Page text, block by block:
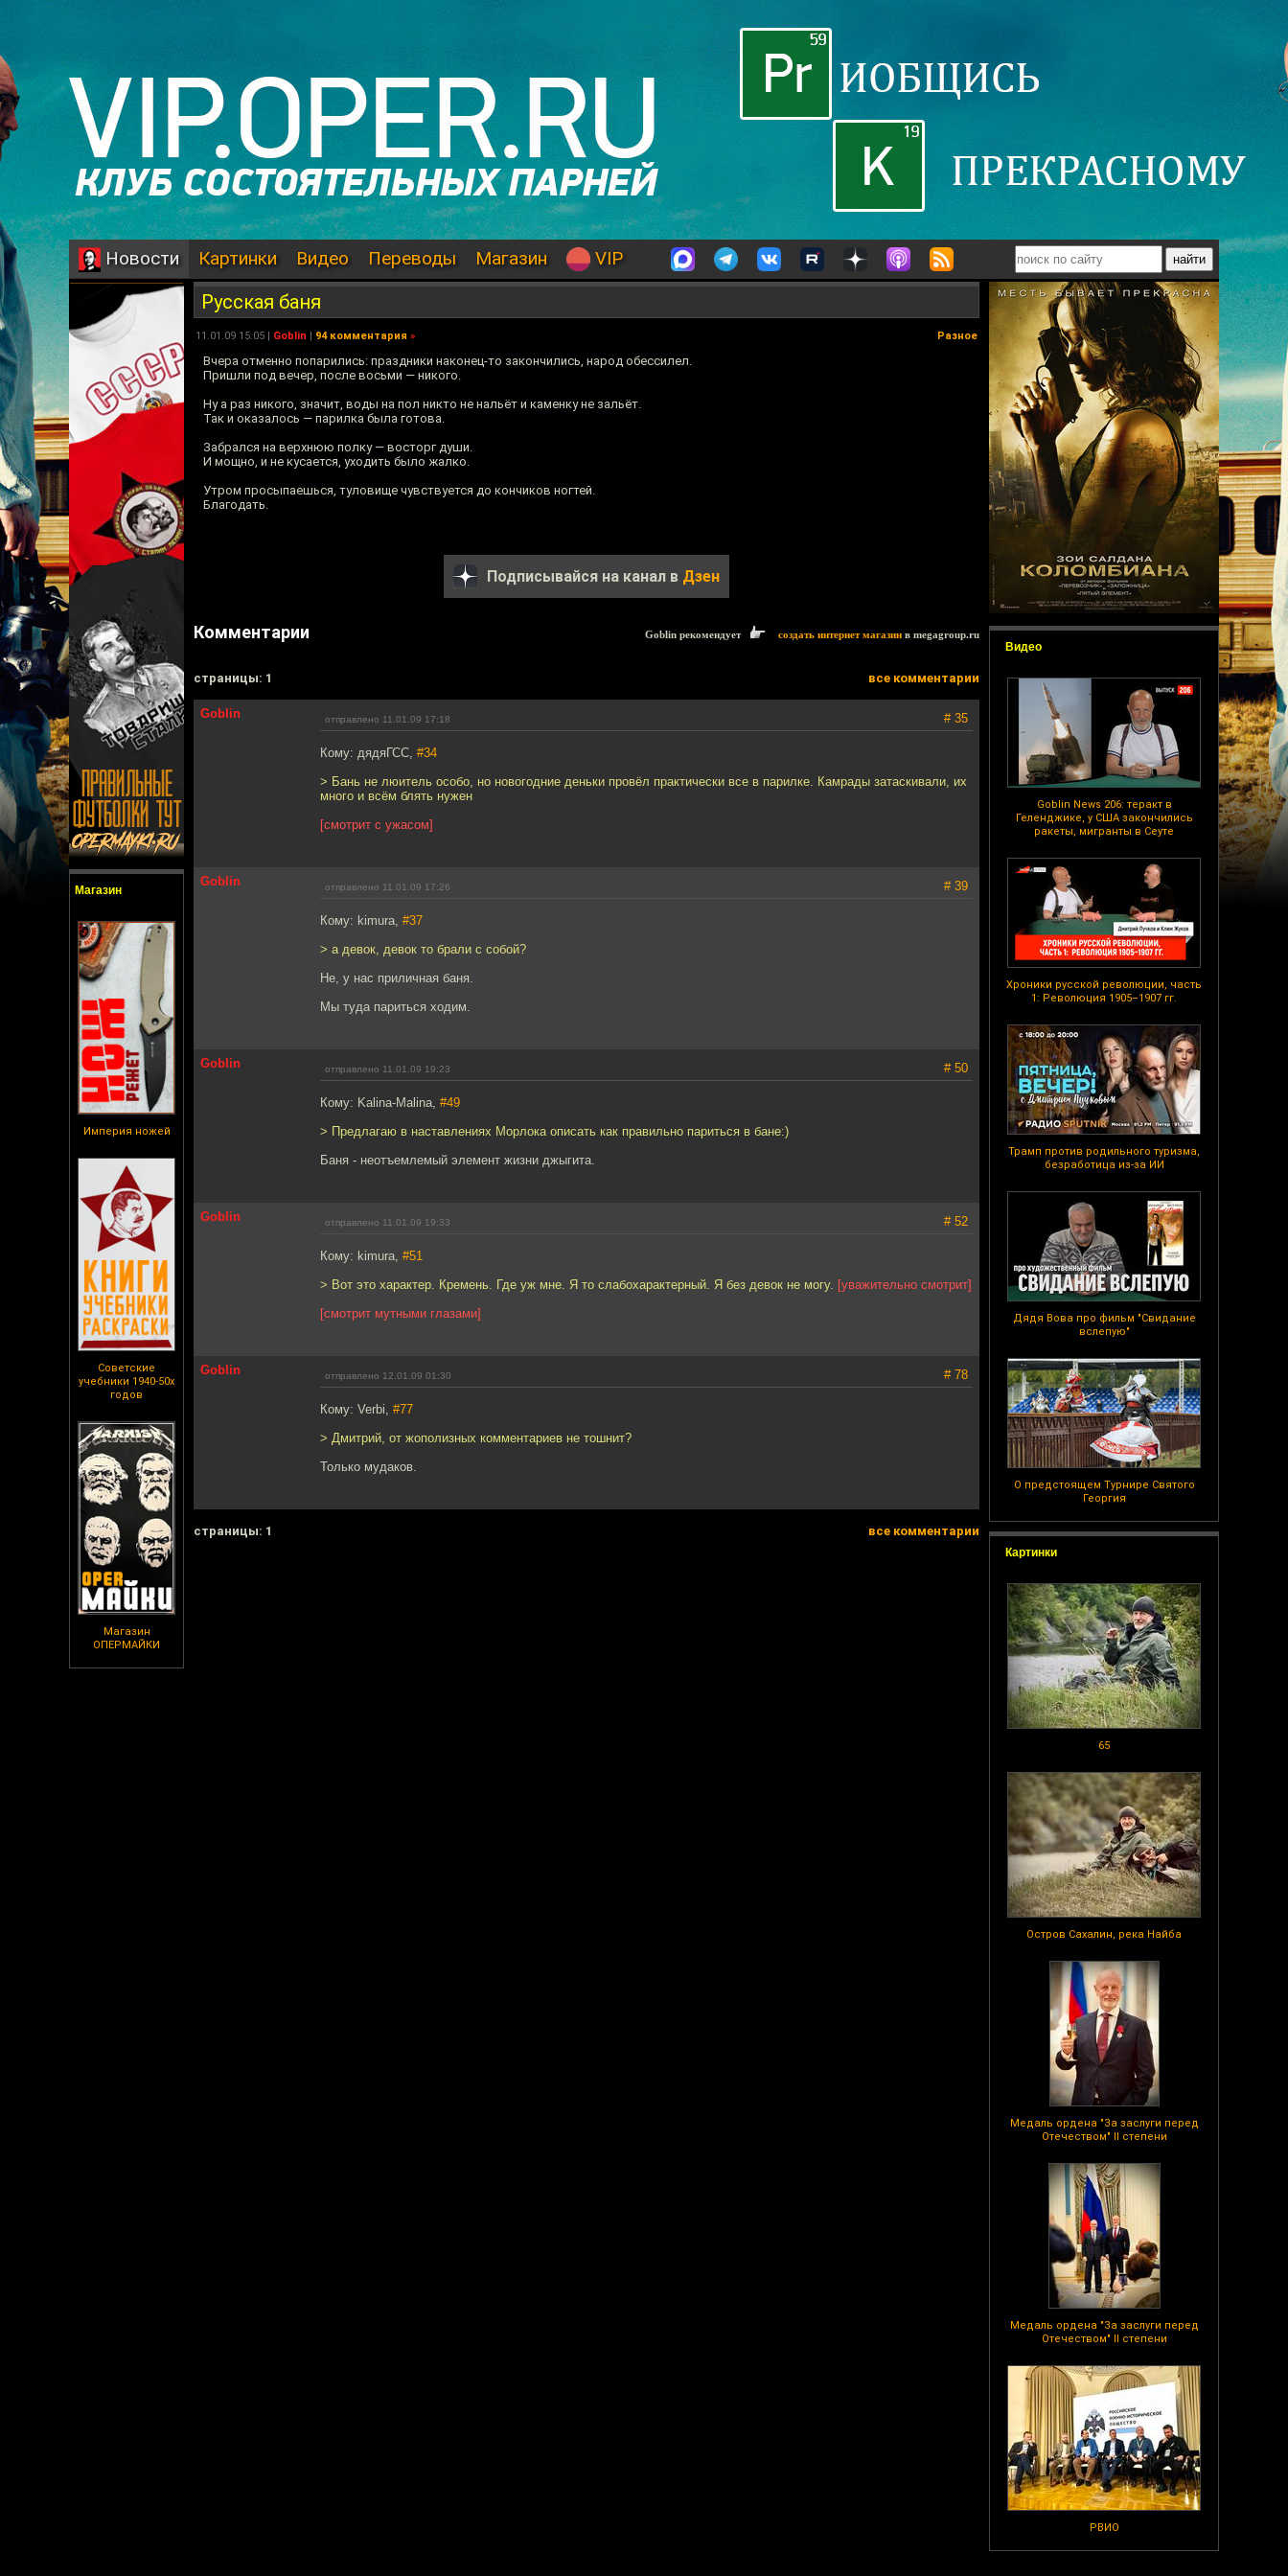
Новости Картинки Видео Переводы Магазин VIP
Магазин
Империя ножей
Советские
учебники 1940-50х
годов
Магазин
ОПЕРМАЙКИ
Видео
Goblin News 206: теракт в
Геленджике, у США закончились
ракеты, мигранты в Сеуте
Хроники русской революции, часть
1: Революция 1905–1907 гг.
Трамп против родильного туризма,
безработица из-за ИИ
Дядя Вова про фильм "Свидание
вслепую"
О предстоящем Турнире Святого
Георгия
Картинки
65
Остров Сахалин, река Найба
Медаль ордена "За заслуги перед
Отечеством" II степени
Медаль ордена "За заслуги перед
Отечеством" II степени
РВИО
Русская баня
11.01.09 15:05 | Goblin | 94 комментария » Разное
Вчера отменно попарились: праздники наконец-то закончились, народ обессилел.
Пришли под вечер, после восьми — никого.
Ну а раз никого, значит, воды на пол никто не нальёт и каменку не зальёт.
Так и оказалось — парилка была готова.
Забрался на верхнюю полку — восторг души.
И мощно, и не кусается, уходить было жалко.
Утром просыпаешься, туловище чувствуется до кончиков ногтей.
Благодать.
Подписывайся на канал в Дзен
Комментарии Goblin рекомендует создать интернет магазин в megagroup.ru
cтраницы: 1 все комментарии
Goblin отправлено 11.01.09 17:18 # 35
Кому: дядяГСС, #34
> Бань не люитель особо, но новогодние деньки провёл практически все в парилке. Камрады затаскивали, их
много и всём блять нужен
[смотрит с ужасом]
Goblin отправлено 11.01.09 17:26 # 39
Кому: kimura, #37
> а девок, девок то брали с собой?
Не, у нас приличная баня.
Мы туда париться ходим.
Goblin отправлено 11.01.09 19:23 # 50
Кому: Kalina-Malina, #49
> Предлагаю в наставлениях Морлока описать как правильно париться в бане:)
Баня - неотъемлемый элемент жизни джыгита.
Goblin отправлено 11.01.09 19:33 # 52
Кому: kimura, #51
> Вот это характер. Кремень. Где уж мне. Я то слабохарактерный. Я без девок не могу. [уважительно смотрит]
[смотрит мутными глазами]
Goblin отправлено 12.01.09 01:30 # 78
Кому: Verbi, #77
> Дмитрий, от жополизных комментариев не тошнит?
Только мудаков.
cтраницы: 1 все комментарии